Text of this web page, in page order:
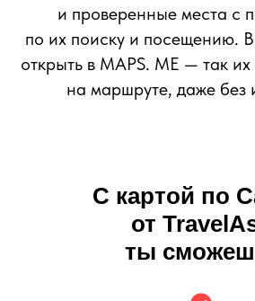
и проверенные места с
по их поиску и посещению.
открыть в MAPS. ME — так
на маршруте, даже без
С картой по
от
ты